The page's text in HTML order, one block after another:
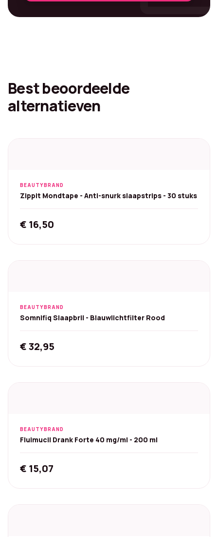
Best beoordeelde
alternatieven
BEAUTYBRAND
Zippit Mondtape - Anti-snurk slaapstrips - 30 stuks
€ 16,50
BEAUTYBRAND
Somnifiq Slaapbril - Blauwlichtfilter Rood
€32,95
BEAUTYBRAND
Fluimucil Drank Forte 40 mg/ml - 200 ml
€ 15,07